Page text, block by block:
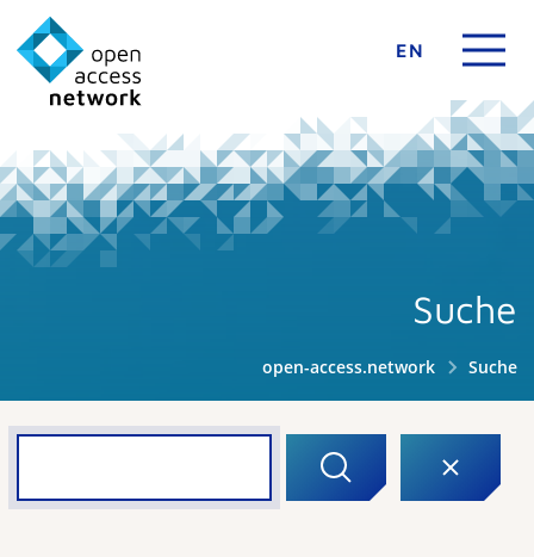
EN
Suche
open-access.network Suche